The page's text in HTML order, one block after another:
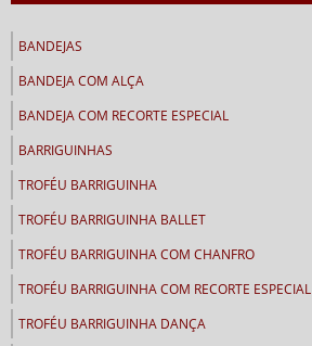
BANDEJAS
BANDEJA COM ALÇA
BANDEJA COM RECORTE ESPECIAL
BARRIGUINHAS
TROFÉU BARRIGUINHA
TROFÉU BARRIGUINHA BALLET
TROFÉU BARRIGUINHA COM CHANFRO
TROFÉU BARRIGUINHA COM RECORTE ESPECIAL
TROFÉU BARRIGUINHA DANÇA